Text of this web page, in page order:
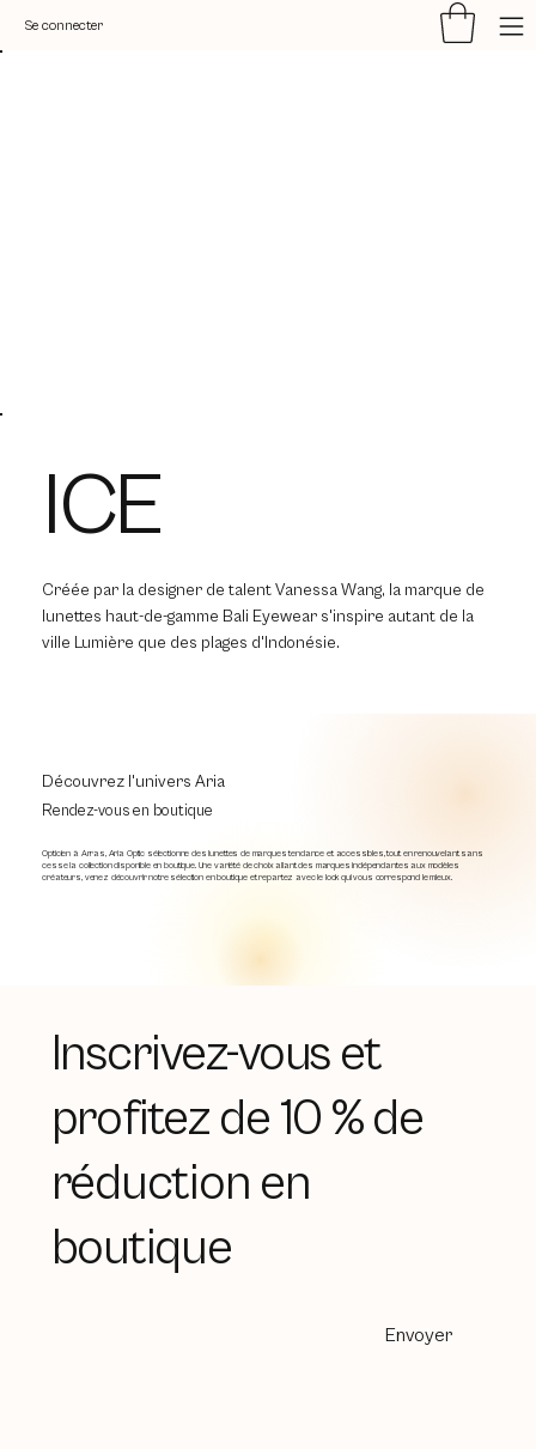
Se connecter
ICE
Créée par la designer de talent Vanessa Wang, la marque de
lunettes haut-de-gamme Bali Eyewear s'inspire autant de la
ville Lumière que des plages d'Indonésie.
Rendez-vous en boutique
Découvrez l'univers Aria
Opticien à Arras, Aria Optic sélectionne des lunettes de marques tendance et accessibles, tout en renouvelant sans
cesse la collection disponible en boutique. Une variété de choix allant des marques indépendantes aux modèles
créateurs, venez découvrir notre sélection en boutique et repartez avec le look qui vous correspond le mieux.
Inscrivez-vous et
profitez de 10 % de
réduction en
boutique
Envoyer